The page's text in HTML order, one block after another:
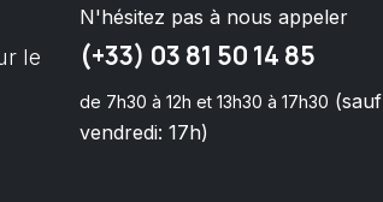
le
N'hésitez pas à nous appeler
(+33) 03 81 50 14 85
de 7h30 à 12h et 13h30 à 17h30 (sauf
vendredi: 17h)